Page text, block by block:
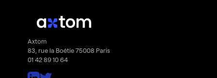
Axtom
83, rue la Boétie 75008 Paris
01 42 89 10 64